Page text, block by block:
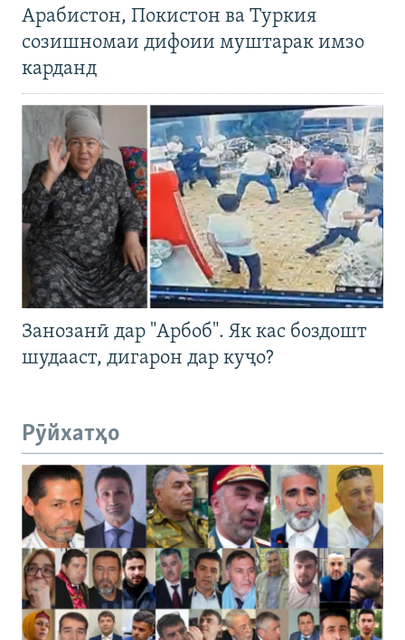
Арабистон, Покистон ва Туркия
созишномаи дифоии муштарак имзо
карданд
Занозанӣ дар "Арбоб". Як кас боздошт
шудааст, дигарон дар куҷо?
Рӯйхатҳо